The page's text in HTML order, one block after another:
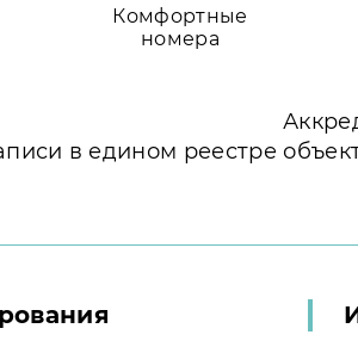
Комфортные
номера
в едином реестре